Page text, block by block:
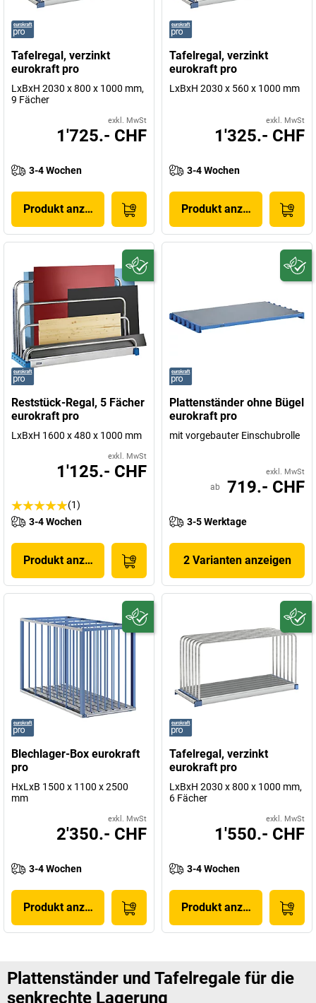
Tafelregal, verzinkt
eurokraft pro
LxBxH 2030 x 800 x 1000 mm,
9 Fächer
exkl. MwSt
1'725.- CHF
3-4 Wochen
Produkt anzeigen
Tafelregal, verzinkt
eurokraft pro
LxBxH 2030 x 560 x 1000 mm
exkl. MwSt
1'325.- CHF
3-4 Wochen
Produkt anzeigen
Reststück-Regal, 5 Fächer
eurokraft pro
LxBxH 1600 x 480 x 1000 mm
exkl. MwSt
1'125.- CHF
(1)
3-4 Wochen
Produkt anzeigen
Plattenständer ohne Bügel
eurokraft pro
mit vorgebauter Einschubrolle
exkl. MwSt
ab 719.- CHF
3-5 Werktage
2 Varianten anzeigen
Blechlager-Box eurokraft
pro
HxLxB 1500 x 1100 x 2500
mm
exkl. MwSt
2'350.- CHF
3-4 Wochen
Produkt anzeigen
Tafelregal, verzinkt
eurokraft pro
LxBxH 2030 x 800 x 1000 mm,
6 Fächer
exkl. MwSt
1'550.- CHF
3-4 Wochen
Produkt anzeigen
Plattenständer und Tafelregale für die
senkrechte Lagerung